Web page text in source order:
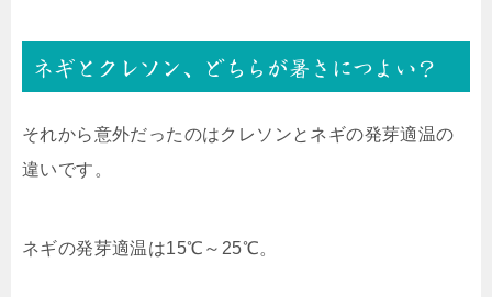
ネギとクレソン、どちらが暑さにつよい？
それから意外だったのはクレソンとネギの発芽適温の
違いです。
ネギの発芽適温は15℃～25℃。